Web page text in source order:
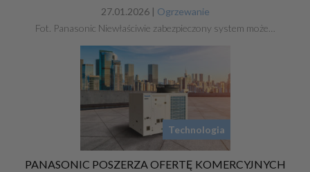
27.01.2026 | Ogrzewanie
Fot. Panasonic Niewłaściwie zabezpieczony system może…
Technologia
PANASONIC POSZERZA OFERTĘ KOMERCYJNYCH